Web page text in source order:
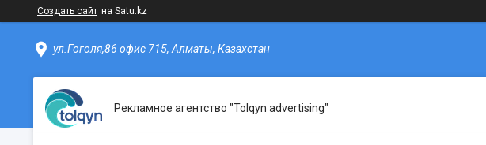
Создать сайт на Satu.kz
ул.Гоголя,86 офис 715, Алматы, Казахстан
Рекламное агентство "Tolqyn advertising"